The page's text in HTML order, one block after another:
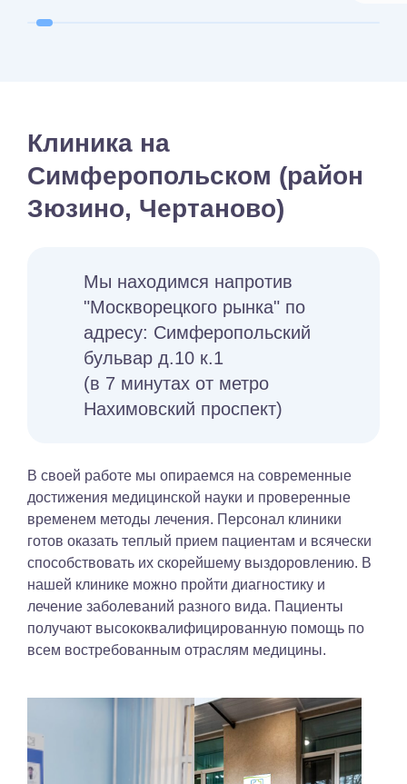
Клиника на
Симферопольском (район
Зюзино, Чертаново)
Мы находимся напротив
"Москворецкого рынка" по
адресу: Симферопольский
бульвар д.10 к.1
(в 7 минутах от метро
Нахимовский проспект)
В своей работе мы опираемся на современные
достижения медицинской науки и проверенные
временем методы лечения. Персонал клиники
готов оказать теплый прием пациентам и всячески
способствовать их скорейшему выздоровлению. В
нашей клинике можно пройти диагностику и
лечение заболеваний разного вида. Пациенты
получают высококвалифицированную помощь по
всем востребованным отраслям медицины.